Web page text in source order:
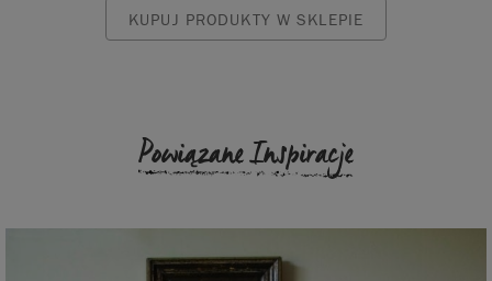
KUPUJ PRODUKTY W SKLEPIE
Powiązane Inspiracje